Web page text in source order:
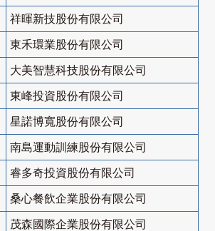
祥暉新技股份有限公司
東禾環業股份有限公司
大美智慧科技股份有限公司
東峰投資股份有限公司
星諾博寬股份有限公司
南島運動訓練股份有限公司
睿多奇投資股份有限公司
桑心餐飲企業股份有限公司
茂森國際企業股份有限公司